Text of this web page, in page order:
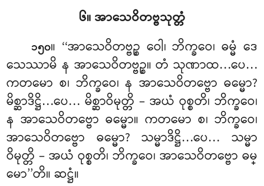
၆။ အာသေဝိတဗ္ဗသုတ္တံ
၁၅၀။ ‘‘အာသေဝိတဗ္ဗဉ္စ ဝေါ၊ ဘိက္ခဝေ၊ ဓမ္မံ ဒေ
သေဿာမိ န အာသေဝိတဗ္ဗဉ္စ။ တံ သုဏာထ…ပေ…
ကတမော စ၊ ဘိက္ခဝေ၊ န အာသေဝိတဗ္ဗော ဓမ္မော?
မိစ္ဆာဒိဋ္ဌိ…ပေ… မိစ္ဆာဝိမုတ္တိ – အယံ ဝုစ္စတိ၊ ဘိက္ခဝေ၊
န အာသေဝိတဗ္ဗော ဓမ္မော။ ကတမော စ၊ ဘိက္ခဝေ၊
အာသေဝိတဗ္ဗော ဓမ္မော? သမ္မာဒိဋ္ဌိ…ပေ… သမ္မာ
ဝိမုတ္တိ – အယံ ဝုစ္စတိ၊ ဘိက္ခဝေ၊ အာသေဝိတဗ္ဗော ဓမ္
မော’’တိ။ ဆဋ္ဌံ။